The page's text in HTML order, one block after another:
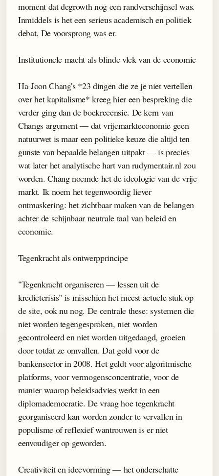
moment dat degrowth nog een randverschijnsel was.
Inmiddels is het een serieus academisch en politiek
debat. De voorsprong was er.
Institutionele macht als blinde vlek van de economie
Ha-Joon Chang's *23 dingen die ze je niet vertellen
over het kapitalisme* kreeg hier een bespreking die
verder ging dan de boekrecensie. De kern van
Changs argument — dat vrijemarkteconomie geen
natuurwet is maar een politieke keuze die altijd ten
gunste van bepaalde belangen uitpakt — is precies
wat later het analytische hart van rudymentair.nl zou
worden. Chang noemde het de ideologie van de vrije
markt. Ik noem het tegenwoordig liever
ontmaskering: het zichtbaar maken van de belangen
achter de schijnbaar neutrale taal van beleid en
economie.
Tegenkracht als ontwerpprincipe
"Tegenkracht organiseren — lessen uit de
kredietcrisis" is misschien het meest actuele stuk op
de site, ook nu nog. De centrale these: systemen die
niet worden tegengesproken, niet worden
gecontroleerd en niet worden uitgedaagd, groeien
door totdat ze omvallen. Dat gold voor de
bankensector in 2008. Het geldt voor algoritmische
platforms, voor vermogensconcentratie, voor de
manier waarop beleidsadvies werkt in een
diplomademocratie. De vraag hoe tegenkracht
georganiseerd kan worden zonder te vervallen in
populisme of reflexief wantrouwen is er niet
eenvoudiger op geworden.
Creativiteit en ideevorming — het onderschatte